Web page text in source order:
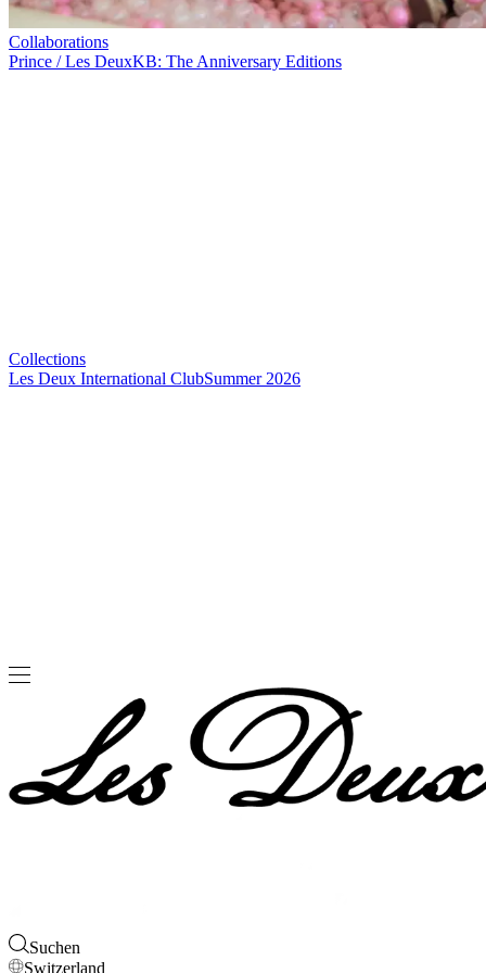
Collaborations
Prince / Les DeuxKB: The Anniversary Editions
Collections
Les Deux International ClubSummer 2026
Suchen
Switzerland